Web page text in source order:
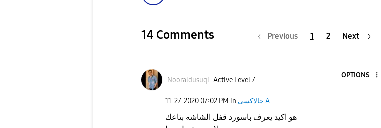
14 Comments Previous 1 2 Next
Nooraldusuqi Active Level 7
OPTIONS
‎11-27-2020 07:02 PM in جالاكسى A
هو اكيد يعرف باسورد قفل الشاشه بتاعك